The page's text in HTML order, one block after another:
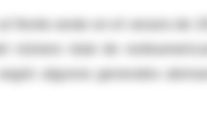
frente oeste en el verano de
algunos generales